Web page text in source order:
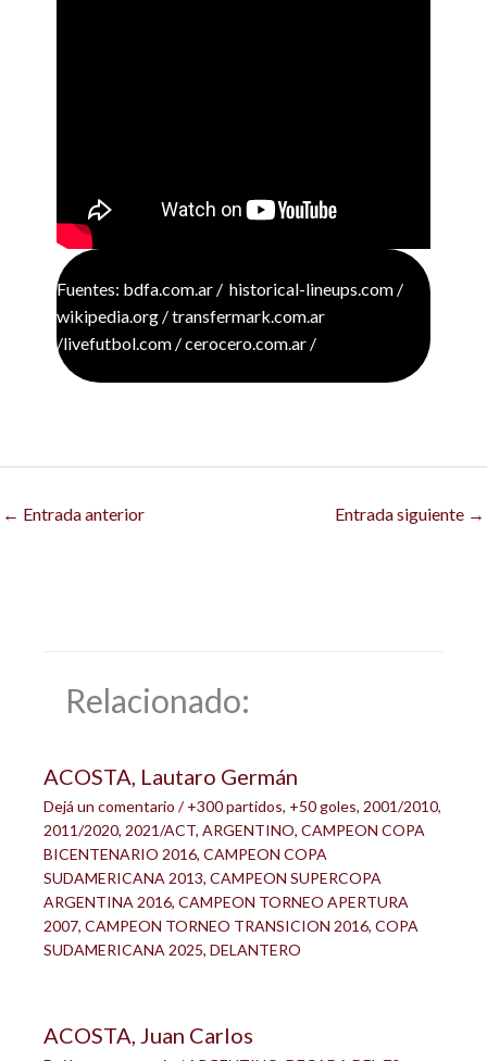
Fuentes: bdfa.com.ar / historical-lineups.com /
wikipedia.org / transfermark.com.ar
/livefutbol.com / cerocero.com.ar /
← Entrada anterior Entrada siguiente →
Relacionado:
ACOSTA, Lautaro Germán
Dejá un comentario /+300 partidos, +50 goles, 2001/2010,
2011/2020, 2021/ACT, ARGENTINO, CAMPEON COPA
BICENTENARIO 2016, CAMPEON COPA
SUDAMERICANA 2013, CAMPEON SUPERCOPA
ARGENTINA 2016, CAMPEON TORNEO APERTURA
2007, CAMPEON TORNEO TRANSICION 2016, COPA
SUDAMERICANA 2025, DELANTERO
ACOSTA, Juan Carlos